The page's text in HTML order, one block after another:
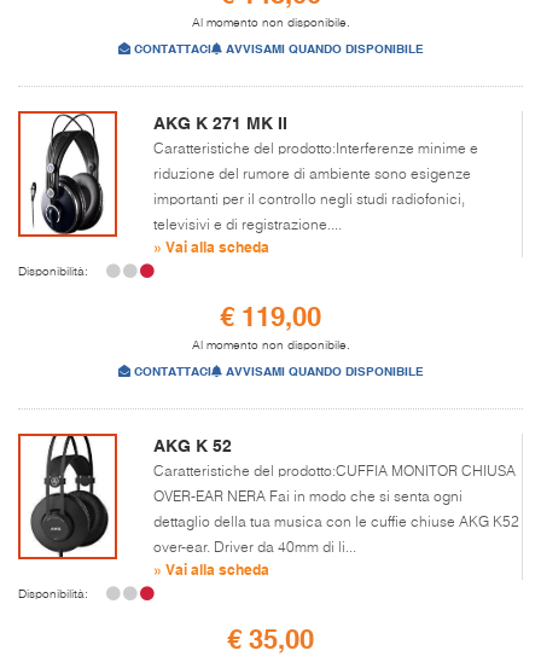
Al momento non disponibile.
CONTATTACI AVVISAMI QUANDO DISPONIBILE
AKG K 271 MK II
Caratteristiche del prodotto:Interferenze minime e
riduzione del rumore di ambiente sono esigenze
importanti per il controllo negli studi radiofonici,
televisivi e di registrazione....
» Vai alla scheda
Disponibilità:
€ 119,00
Al momento non disponibile.
CONTATTACI AVVISAMI QUANDO DISPONIBILE
AKG K 52
Caratteristiche del prodotto:CUFFIA MONITOR CHIUSA
OVER-EAR NERA Fai in modo che si senta ogni
dettaglio della tua musica con le cuffie chiuse AKG K52
over-ear. Driver da 40mm di li...
» Vai alla scheda
Disponibilità:
€ 35,00